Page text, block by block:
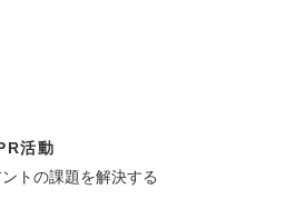
活動
トの課題を解決する